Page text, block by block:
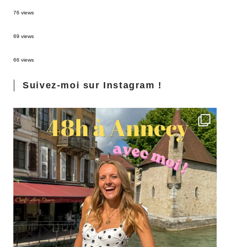
76 views
69 views
66 views
Suivez-moi sur Instagram !